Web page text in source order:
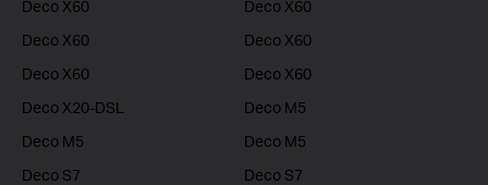
Deco X60
Deco X60
Deco X60
Deco X60
Deco X60
Deco X60
Deco X20-DSL
Deco M5
Deco M5
Deco M5
Deco S7
Deco S7